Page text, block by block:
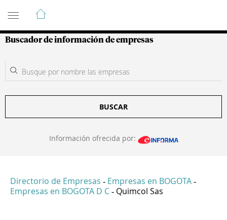
Guía de Empresas Colombianas
Buscador de información de empresas
BUSCAR
Información ofrecida por:
Directorio de Empresas - Empresas en BOGOTA -
Empresas en BOGOTA D C - Quimcol Sas